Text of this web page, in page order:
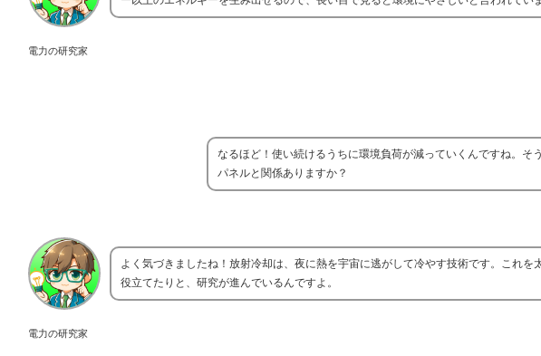
電力の研究家
なるほど！使い続けるうちに環境負荷が減っていくんですね。そ
パネルと関係ありますか？
電力の研究家
よく気づきましたね！放射冷却は、夜に熱を宇宙に逃がして冷やす技術です。これ
役立てたりと、研究が進んでいるんですよ。